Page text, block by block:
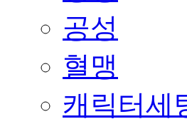
공성
혈맹
캐릭터세